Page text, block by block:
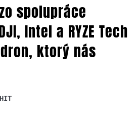
spolupráce
Intel a RYZE Tech
ktorý nás